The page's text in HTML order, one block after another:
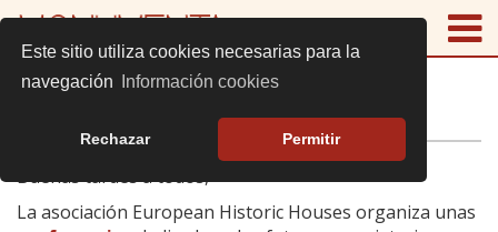
Este sitio utiliza cookies necesarias para la
navegación
Información cookies
Rechazar Permitir
NEXT GENERATION
Buenas tardes a todos,
La asociación European Historic Houses organiza unas